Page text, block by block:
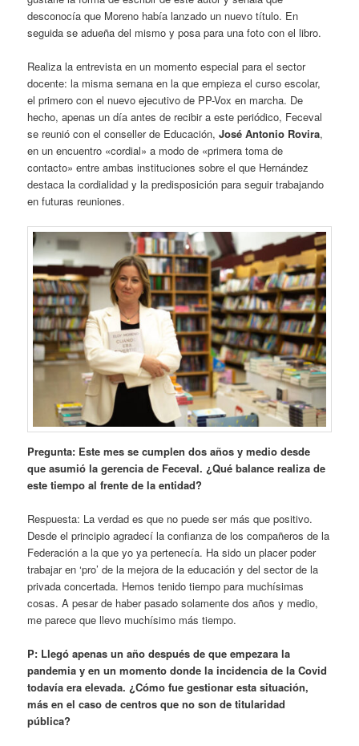
desconocía que Moreno había lanzado un nuevo título. En
seguida se adueña del mismo y posa para una foto con el libro.
Realiza la entrevista en un momento especial para el sector
docente: la misma semana en la que empieza el curso escolar,
el primero con el nuevo ejecutivo de PP-Vox en marcha. De
hecho, apenas un día antes de recibir a este periódico, Feceval
se reunió con el conseller de Educación,José Antonio Rovira,
en un encuentro «cordial» a modo de «primera toma de
contacto» entre ambas instituciones sobre el que Hernández
destaca la cordialidad y la predisposición para seguir trabajando
en futuras reuniones.
Pregunta: Este mes se cumplen dos años y medio desde
que asumió la gerencia de Feceval. ¿Qué balance realiza de
este tiempo al frente de la entidad?
Respuesta: La verdad es que no puede ser más que positivo.
Desde el principio agradecí la confianza de los compañeros de la
Federación a la que yo ya pertenecía. Ha sido un placer poder
trabajar en ‘pro’ de la mejora de la educación y del sector de la
privada concertada. Hemos tenido tiempo para muchísimas
cosas. A pesar de haber pasado solamente dos años y medio,
me parece que llevo muchísimo más tiempo.
P: Llegó apenas un año después de que empezara la
pandemia y en un momento donde la incidencia de la Covid
todavía era elevada. ¿Cómo fue gestionar esta situación,
más en el caso de centros que no son de titularidad
pública?